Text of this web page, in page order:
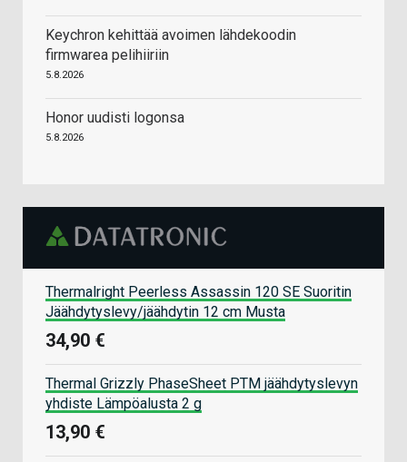
Keychron kehittää avoimen lähdekoodin
firmwarea pelihiiriin
5.8.2026
Honor uudisti logonsa
5.8.2026
Thermalright Peerless Assassin 120 SE Suoritin
Jäähdytyslevy/jäähdytin 12 cm Musta
34,90 €
Thermal Grizzly PhaseSheet PTM jäähdytyslevyn
yhdiste Lämpöalusta 2 g
13,90 €